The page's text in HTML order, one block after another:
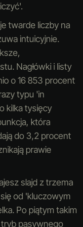
twarde liczby na
intuicyjnie.
Nagłówki i listy
o 16 853 procent
typu 'in
kilka tysięcy
która
do 3,2 procent
prawie
slajd z trzema
od 'kluczowym
Po piątym takim
pasywnego